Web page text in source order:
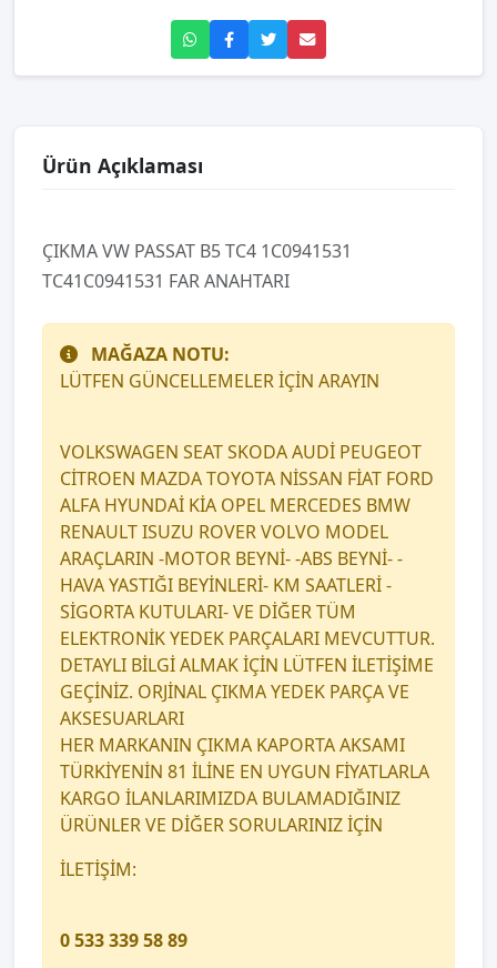
Ürün Açıklaması
ÇIKMA VW PASSAT B5 TC4 1C0941531
TC41C0941531 FAR ANAHTARI
MAĞAZA NOTU:
LÜTFEN GÜNCELLEMELER İÇİN ARAYIN
VOLKSWAGEN SEAT SKODA AUDİ PEUGEOT
CİTROEN MAZDA TOYOTA NİSSAN FİAT FORD
ALFA HYUNDAİ KİA OPEL MERCEDES BMW
RENAULT ISUZU ROVER VOLVO MODEL
ARAÇLARIN -MOTOR BEYNİ- -ABS BEYNİ- -
HAVA YASTIĞI BEYİNLERİ- KM SAATLERİ -
SİGORTA KUTULARI- VE DİĞER TÜM
ELEKTRONİK YEDEK PARÇALARI MEVCUTTUR.
DETAYLI BİLGİ ALMAK İÇİN LÜTFEN İLETİŞİME
GEÇİNİZ. ORJİNAL ÇIKMA YEDEK PARÇA VE
AKSESUARLARI
HER MARKANIN ÇIKMA KAPORTA AKSAMI
TÜRKİYENİN 81 İLİNE EN UYGUN FİYATLARLA
KARGO İLANLARIMIZDA BULAMADIĞINIZ
ÜRÜNLER VE DİĞER SORULARINIZ İÇİN
İLETİŞİM:
0 533 339 58 89